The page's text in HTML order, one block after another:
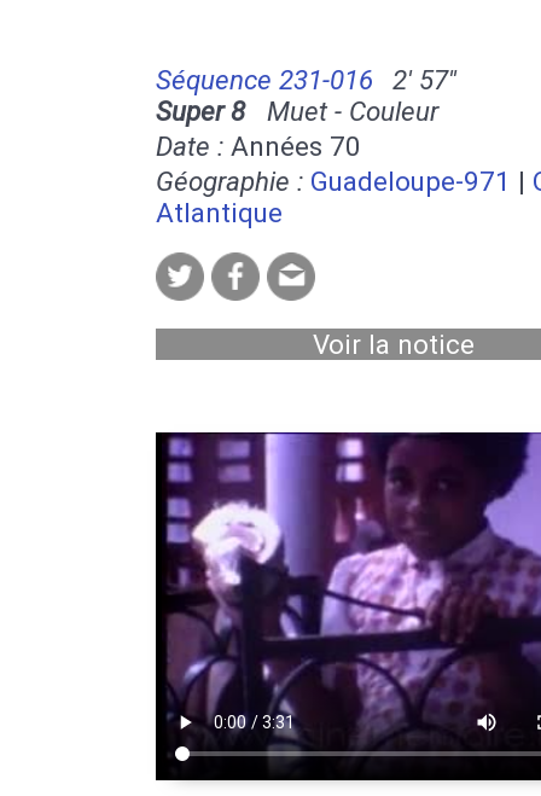
Séquence 231-016
2' 57''
Super 8Muet - Couleur
Date : Années 70
Géographie : Guadeloupe-971 |
Atlantique
Voir la notice